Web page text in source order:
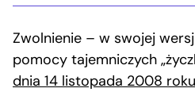
Zwolnienie – w swojej
pomocy tajemniczych
dnia 14 listopada 2008 roku